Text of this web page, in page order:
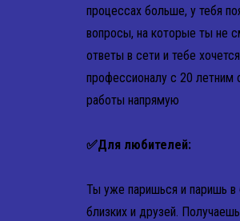
процессах больше, у тебя
вопросы, на которые ты не
ответы в сети и тебе
профессионалу с 20 летним
работы напрямую
✅Для любителей:
Ты уже паришься и паришь в
близких и друзей.